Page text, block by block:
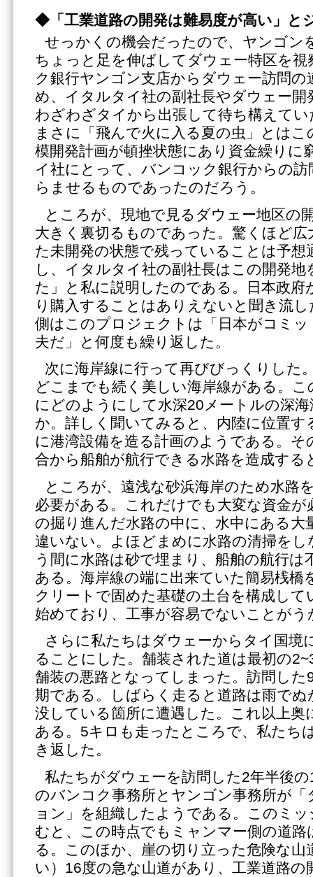
◆「工業道路の開発は難易度が高い」と
せっかくの機会だったので、ヤンゴン
ちょっと足を伸ばしてダウェー特区を
ク銀行ヤンゴン支店からダウェー訪問
め、イタルタイ社の副社長やダウェー開
わざわざタイから出張して待ち構えて
まさに「飛んで火に入る夏の虫」とは
模開発計画が頓挫状態にあり資金繰りに
イ社にとって、バンコック銀行からの
らませるものであったのだろう。
ところが、現地で見るダウェー地区の
大きく裏切るものであった。驚くほど
た未開発の状態で残っていることは予想
し、イタルタイ社の副社長はこの開発地
た」と私に説明したのである。日本政府
り購入することはありえないと聞き流
側はこのプロジェクトは「日本がコミ
夫だ」と何度も繰り返した。
次に海岸線に行って再びびっくりした
どこまでも続く美しい海岸線がある。
にどのようにして水深20メートルの深
か。詳しく聞いてみると、内陸に位置す
に港湾設備を造る計画のようである。
合から船舶が航行できる水路を造成する
ところが、遠浅な砂浜海岸のため水路
必要がある。これだけでも大変な資金が
の掘り進んだ水路の中に、水中にある大
違いない。よほどまめに水路の清掃を
う間に水路は砂で埋まり、船舶の航行は
ある。海岸線の端に出来ていた簡易桟橋
クリートで固めた基礎の土台を構成して
始めており、工事が容易でないことがう
さらに私たちはダウェーからタイ国境
ることにした。舗装された道は最初の
舗装の悪路となってしまった。訪問し
期である。しばらく走ると道路は雨で
没している箇所に遭遇した。これ以上奥
ある。5キロも走ったところで、私たち
き返した。
私たちがダウェーを訪問した2年半後
のバンコク事務所とヤンゴン事務所が
ョン」を組織したようである。このミ
むと、この時点でもミャンマー側の道
る。このほか、崖の切り立った危険な山
い）16度の急な山道があり、工業道路の